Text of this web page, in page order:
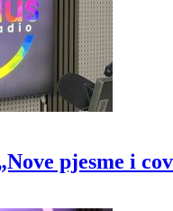
pjesme i